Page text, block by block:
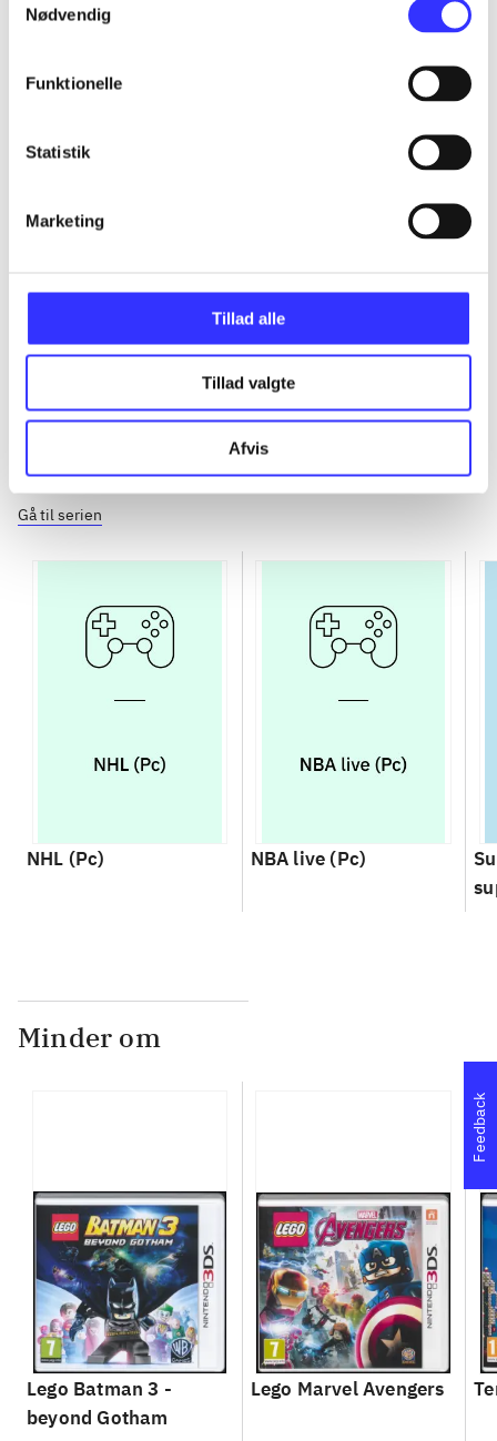
Nødvendig
Funktionelle
Statistik
Marketing
Tillad alle
Tillad valgte
Afvis
...
...
...
...
EA sports
Gå til serien
NHL (Pc) NBA live (Pc)
Minder om
Lego Batman 3 -
beyond Gotham
Lego Marvel Avengers
Feedback